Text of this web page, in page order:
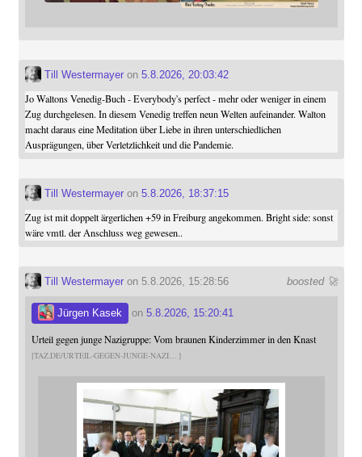
Till Westermayeron 5.8.2026, 20:03:42
Jo Waltons Venedig-Buch - Everybody's perfect - mehr oder weniger in einem
Zug durchgelesen. In diesem Venedig treffen neun Welten aufeinander. Walton
macht daraus eine Meditation über Liebe in ihren unterschiedlichen
Ausprägungen, über Verletzlichkeit und die Pandemie.
Till Westermayeron 5.8.2026, 18:37:15
Zug ist mit doppelt ärgerlichen +59 in Freiburg angekommen. Bright side: sonst
wäre vmtl. der Anschluss weg gewesen..
boosted 🚀
Till Westermayeron 5.8.2026, 15:28:56
Jürgen Kasek on 5.8.2026, 15:20:41
Urteil gegen junge Nazigruppe: Vom braunen Kinderzimmer in den Knast
TAZ.DE/URTEIL-GEGEN-JUNGE-NAZI